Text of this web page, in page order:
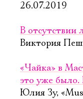
26.07.2019
В отсутствии
Виктория
«Чайка» в
это уже было.
Юлия Зу,